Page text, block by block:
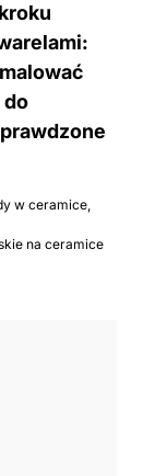
do
w ceramice,
na ceramice